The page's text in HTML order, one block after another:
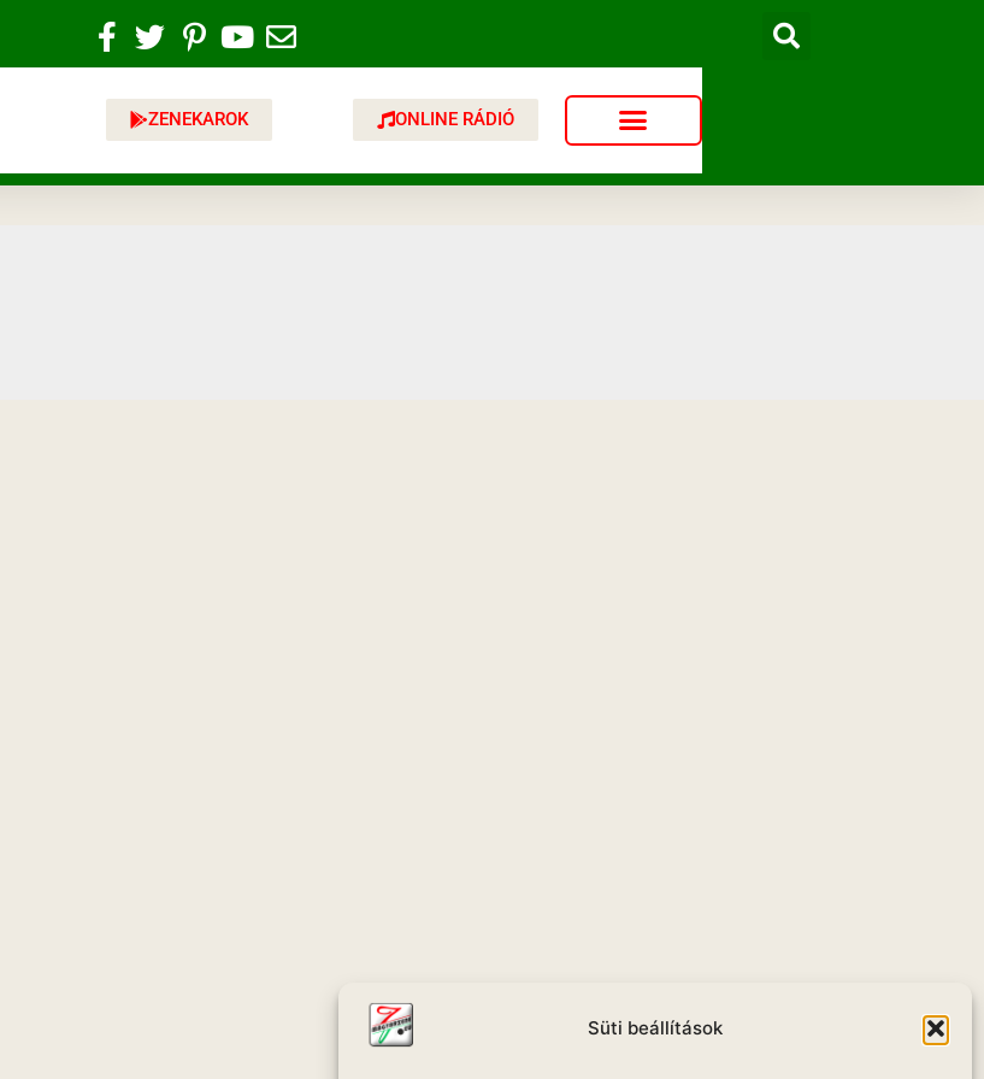
Süti beállítások
ZENEKAROK ONLINE RÁDIÓ